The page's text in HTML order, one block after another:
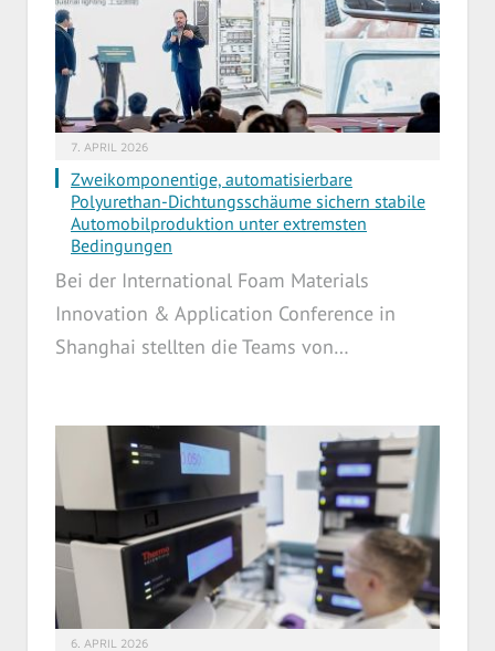
7. APRIL 2026
Zweikomponentige, automatisierbare
Polyurethan-Dichtungsschäume sichern stabile
Automobilproduktion unter extremsten
Bedingungen
Bei der International Foam Materials
Innovation & Application Conference in
Shanghai stellten die Teams von…
6. APRIL 2026